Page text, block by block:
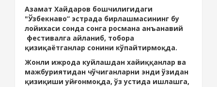
Азамат Хайдаров бошчилигидаги
"Ўзбекнаво” эстрада бирлашмасининг бу
лойихаси сонда сонга росмана анъанавий
фестивалга айланиб, тобора
қизиқаётганлар сонини кўпайтирмоқда.
Жонли ижрода куйлашдан хайиққанлар ва
мажбуриятидан чўчиганларни энди ўзидан
қизиқиши уйғонмоқда, ўз устида ишлашга,